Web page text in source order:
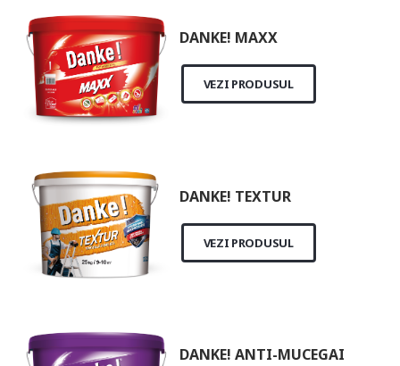
DANKE! MAXX
VEZI PRODUSUL
DANKE! TEXTUR
VEZI PRODUSUL
DANKE! ANTI-MUCEGAI